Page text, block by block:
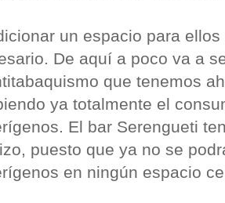
un espacio para
De aquí a poco va a
que tenemos
ya totalmente el
El bar Serengueti
puesto que ya no se
en ningún espacio